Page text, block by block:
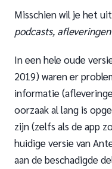
Misschien wil je het
podcasts,
In een hele oude
2019) waren er
informatie
oorzaak al lang is
zijn (zelfs als de app
huidige versie van
aan de beschadigde